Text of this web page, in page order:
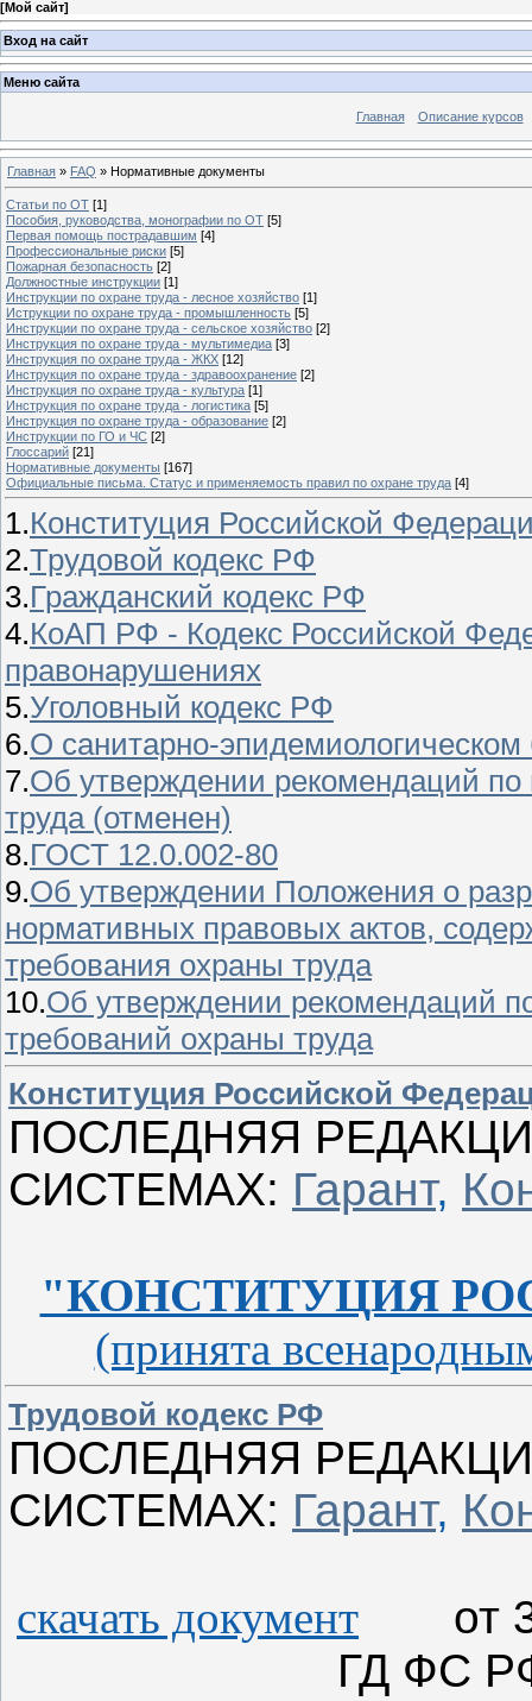
[Мой сайт]
Вход на сайт
Меню сайта
Главная Описание курсов
Главная » FAQ » Нормативные документы
Статьи по ОТ [1]
Пособия, руководства, монографии по ОТ [5]
Первая помощь пострадавшим [4]
Профессиональные риски [5]
Пожарная безопасность [2]
Должностные инструкции [1]
Инструкции по охране труда - лесное хозяйство [1]
Иструкции по охране труда - промышленность [5]
Инструкции по охране труда - сельское хозяйство [2]
Инструкция по охране труда - мультимедиа [3]
Инструкция по охране труда - ЖКХ [12]
Инструкция по охране труда - здравоохранение [2]
Инструкция по охране труда - культура [1]
Инструкция по охране труда - логистика [5]
Инструкция по охране труда - образование [2]
Инструкции по ГО и ЧС [2]
Глоссарий [21]
Нормативные документы [167]
Официальные письма. Статус и применяемость правил по охране труда [4]
1.Конституция Российской
2.Трудовой кодекс РФ
3.Гражданский кодекс РФ
4.КоАП РФ - Кодекс Российской
правонарушениях
5.Уголовный кодекс РФ
6.О санитарно-эпидемиологическом
7.Об утверждении рекомендаций
труда (отменен)
8.ГОСТ 12.0.002-80
9.Об утверждении Положения о
нормативных правовых актов,
требования охраны труда
10.Об утверждении рекомендаций
требований охраны труда
Конституция Российской
ПОСЛЕДНЯЯ
СИСТЕМАХ: Гарант,
"КОНСТИТУЦИЯ
(принята
Трудовой кодекс РФ
ПОСЛЕДНЯЯ
СИСТЕМАХ: Гарант,
скачать документ
от
ГД ФС